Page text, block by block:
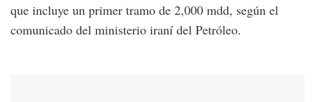
que incluye un primer tramo de 2,000 mdd, según el
comunicado del ministerio iraní del Petróleo.